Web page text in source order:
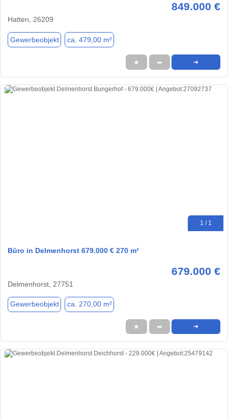
849.000 €
Hatten, 26209
Gewerbeobjekt ca. 479,00 m²
★ ➦ ➜
1 / 1
Büro in Delmenhorst 679.000 € 270 m²
679.000 €
Delmenhorst, 27751
Gewerbeobjekt ca. 270,00 m²
★ ➦ ➜